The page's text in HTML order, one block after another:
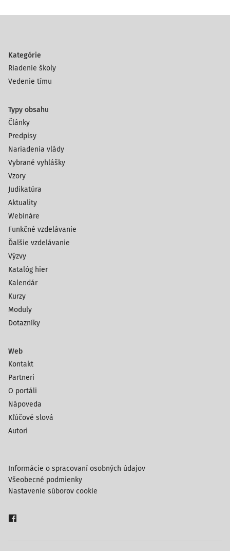
Kategórie
Riadenie školy
Vedenie tímu
Typy obsahu
Články
Predpisy
Nariadenia vlády
Vybrané vyhlášky
Vzory
Judikatúra
Aktuality
Webináre
Funkčné vzdelávanie
Ďalšie vzdelávanie
Výzvy
Katalóg hier
Kalendár
Kurzy
Moduly
Dotazníky
Web
Kontakt
Partneri
O portáli
Nápoveda
Kľúčové slová
Autori
Informácie o spracovaní osobných údajov
Všeobecné podmienky
Nastavenie súborov cookie